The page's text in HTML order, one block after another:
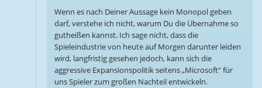
Wenn es nach Deiner Aussage kein Monopol geben
darf, verstehe ich nicht, warum Du die Übernahme so
gutheißen kannst. Ich sage nicht, dass die
Spieleindustrie von heute auf Morgen darunter leiden
wird, langfristig gesehen jedoch, kann sich die
aggressive Expansionspolitik seitens „Microsoft“ für
uns Spieler zum großen Nachteil entwickeln.